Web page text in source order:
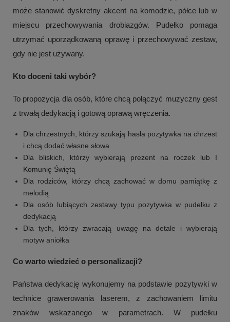
może stanowić dyskretny akcent na komodzie, półce lub w
miejscu przechowywania drobiazgów. Pudełko pomaga
utrzymać uporządkowaną oprawę i przechowywać zestaw,
gdy nie jest używany.
Kto doceni taki wybór?
To propozycja dla osób, które chcą połączyć muzyczny gest
z trwałą dedykacją i gotową oprawą wręczenia.
Dla chrzestnych, którzy szukają hasła pozytywka na chrzest
i chcą dodać własne słowa
Dla bliskich, którzy wybierają prezent na roczek lub I
Komunię Świętą
Dla rodziców, którzy chcą zachować w domu pamiątkę z
melodią
Dla osób lubiących zestawy typu pozytywka w pudełku z
dedykacją
Dla tych, którzy zwracają uwagę na detale i wybierają
motyw aniołka
Co warto wiedzieć o personalizacji?
Państwa dedykację wykonujemy na podstawie pozytywki w
technice grawerowania laserem, z zachowaniem limitu
znaków wskazanego w parametrach. W pudełku